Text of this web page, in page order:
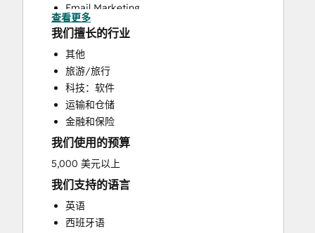
Email Marketing
Full Inbound Marketing Services
HubSpot Onboarding
Sales and Marketing Alignment
Sales Coaching and Training
Sales Enablement
Search Engine Optimization
Website Design
Website Development
Website Migration
查看更多
我们擅长的行业
其他
旅游/旅行
科技：软件
运输和仓储
金融和保险
我们使用的预算
5,000 美元以上
我们支持的语言
英语
西班牙语